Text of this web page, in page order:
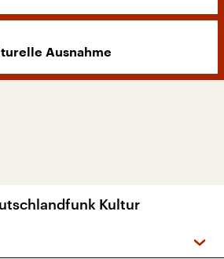
Ausnahme
Kultur